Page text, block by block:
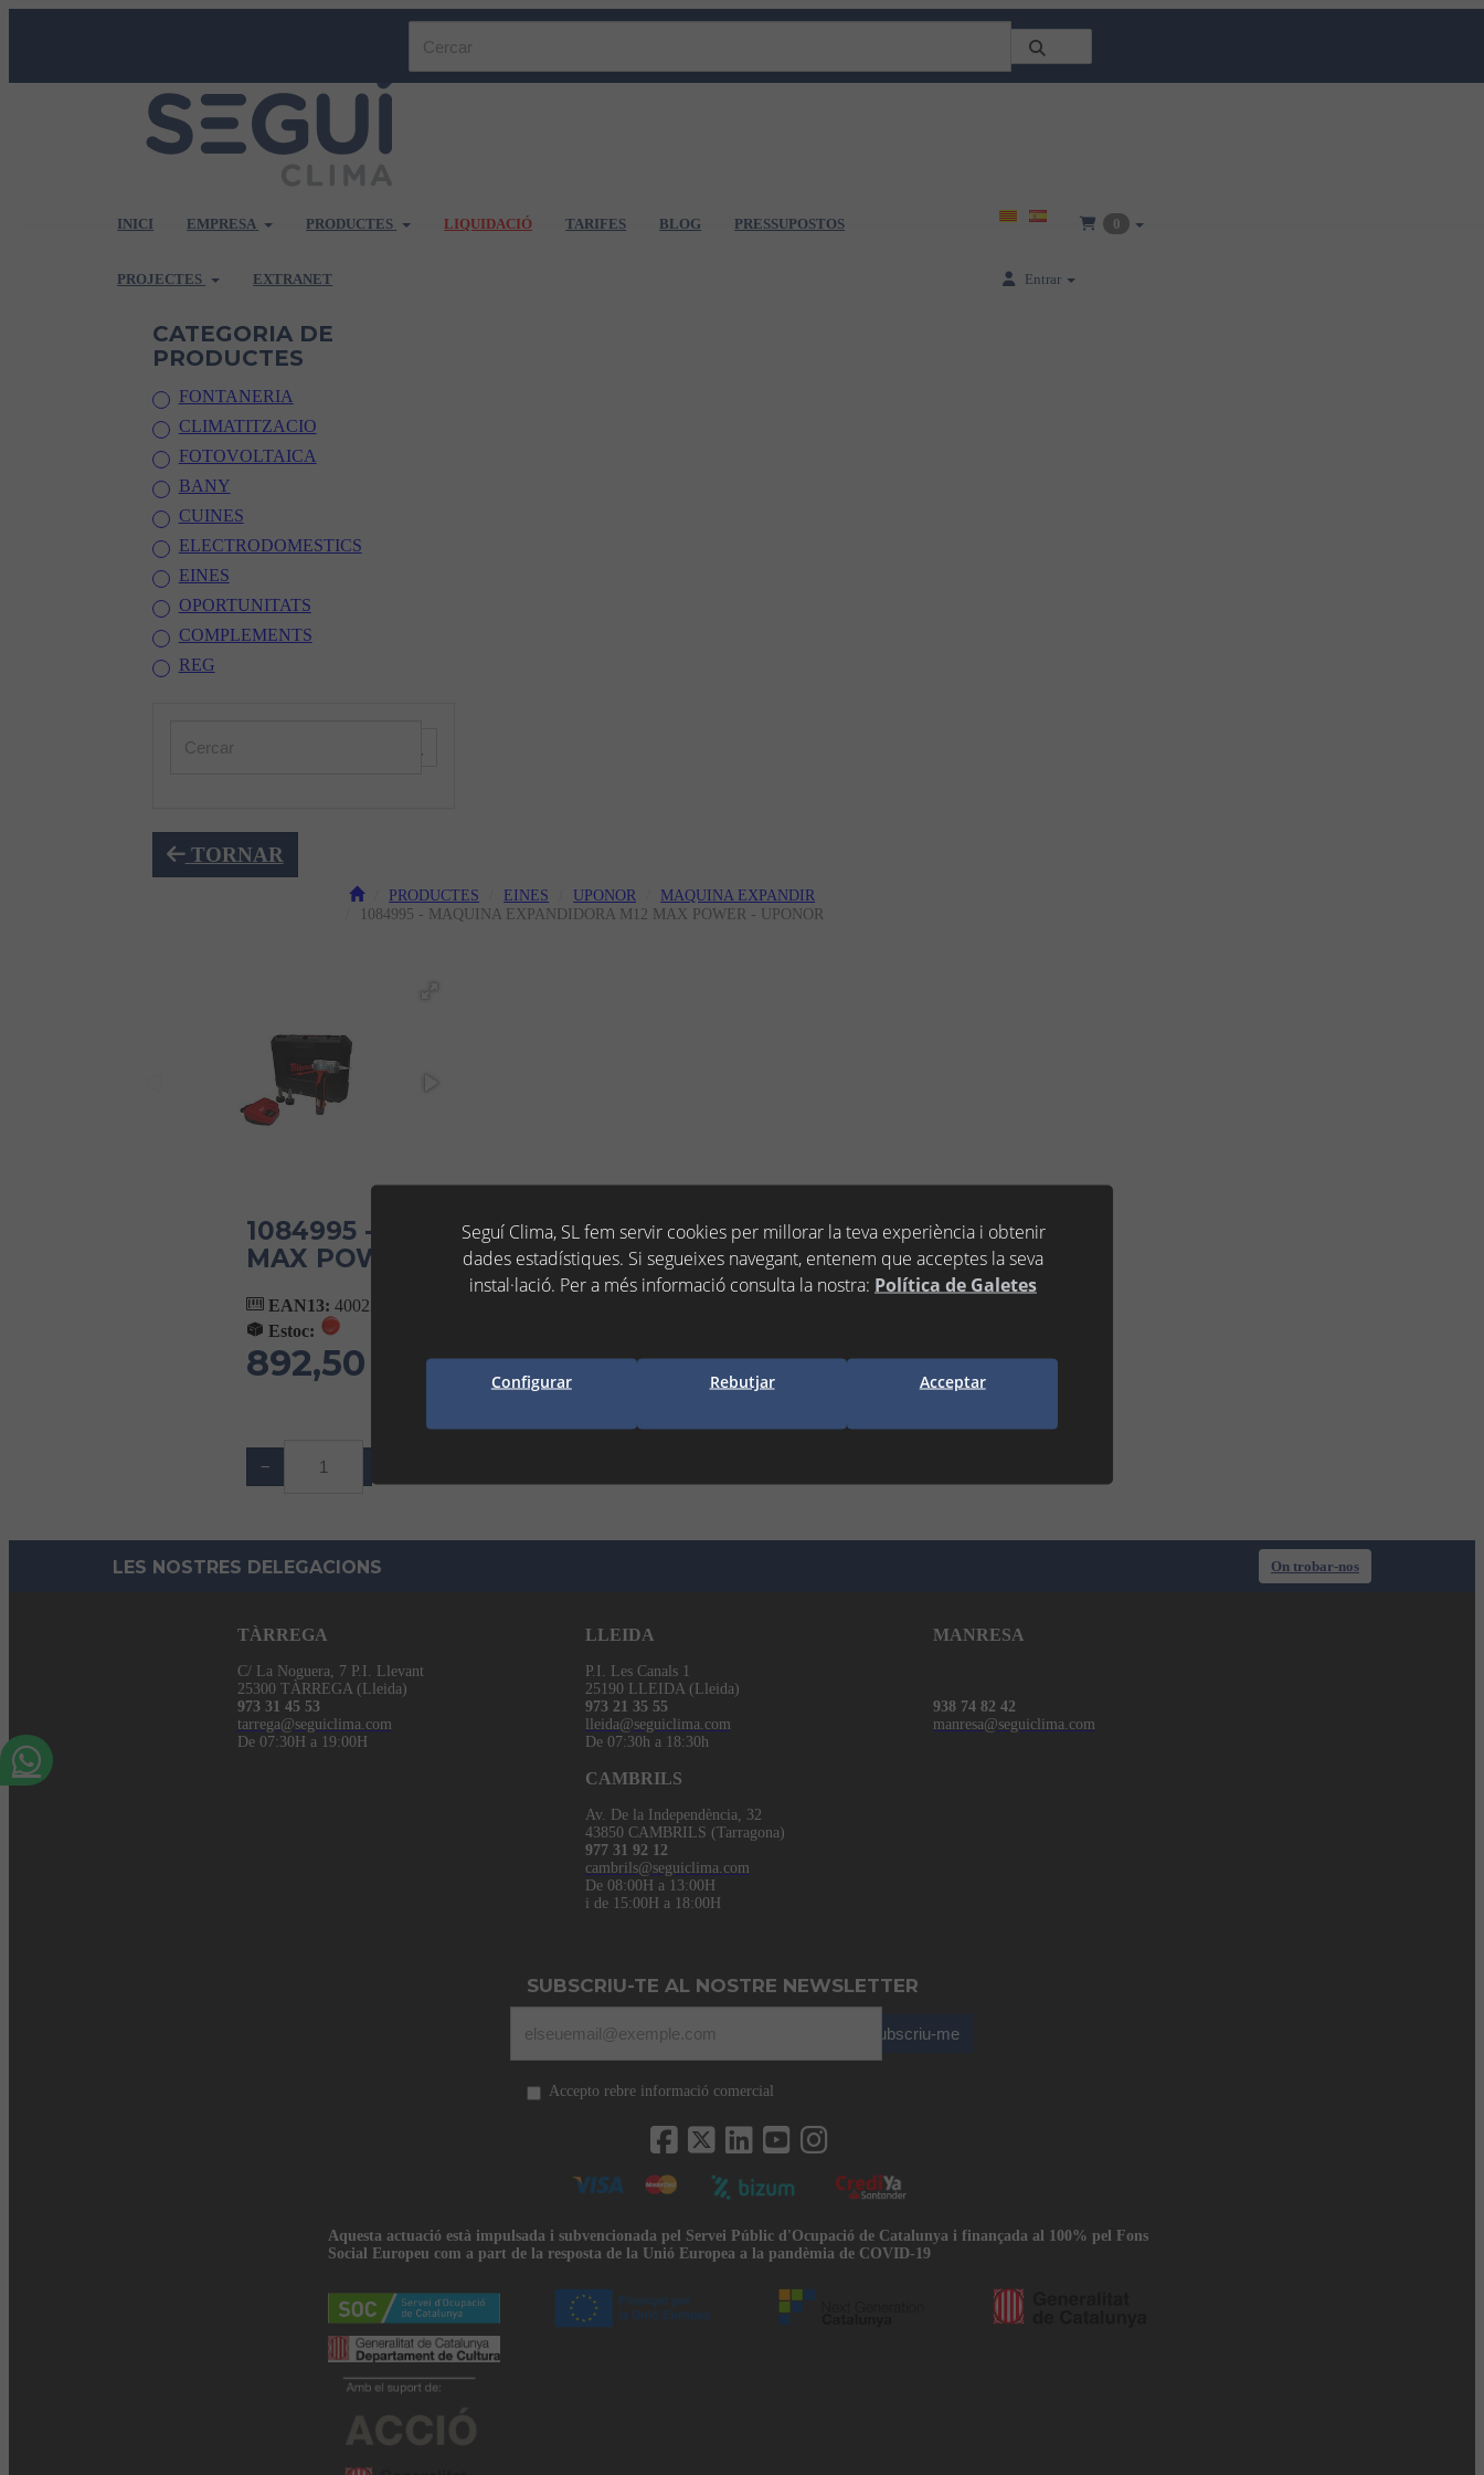
INICI EMPRESA PRODUCTES LIQUIDACIÓ TARIFES BLOG PRESSUPOSTOS
PROJECTES EXTRANET
0
Entrar
CATEGORIA DE
PRODUCTES
FONTANERIA
CLIMATITZACIO
FOTOVOLTAICA
BANY
CUINES
ELECTRODOMESTICS
EINES
OPORTUNITATS
COMPLEMENTS
REG
PRODUCTES EINES UPONOR
MAQUINA EXPANDIR
1084995 - MAQUINA EXPANDIDORA M12 MAX POWER - UPONOR
TORNAR
1084995 - MAQUINA EXPANDIDORA M12
MAX POWER - UPONOR
EAN13: 4002395148875
Estoc:
892,50 €
−
LES NOSTRES DELEGACIONS On trobar-nos
TÀRREGA
C/ La Noguera, 7 P.I. Llevant
25300 TÀRREGA (Lleida)
973 31 45 53
tarrega@seguiclima.com
De 07:30H a 19:00H
LLEIDA
P.I. Les Canals 1
25190 LLEIDA (Lleida)
973 21 35 55
lleida@seguiclima.com
De 07:30h a 18:30h
MANRESA
938 74 82 42
manresa@seguiclima.com
CAMBRILS
Av. De la Independència, 32
43850 CAMBRILS (Tarragona)
977 31 92 12
cambrils@seguiclima.com
De 08:00H a 13:00H
i de 15:00H a 18:00H
SUBSCRIU-TE AL NOSTRE NEWSLETTER
Subscriu-me
Accepto rebre informació comercial
Aquesta actuació està impulsada i subvencionada pel Servei Públic d'Ocupació de Catalunya i finançada al 100% pel Fons
Social Europeu com a part de la resposta de la Unió Europea a la pandèmia de COVID-19
Seguí Clima, SL fem servir cookies per millorar la teva experiència i obtenir
dades estadístiques. Si segueixes navegant, entenem que acceptes la seva
instal·lació. Per a més informació consulta la nostra: Política de Galetes
Configurar Rebutjar Acceptar